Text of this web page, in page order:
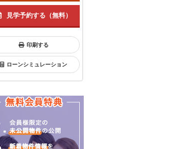
見学予約する（無料）
印刷する
ローンシミュレーション